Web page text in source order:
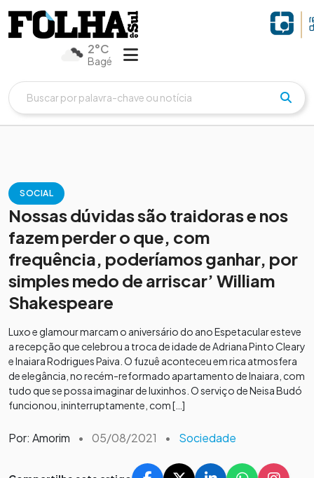
2°C
Bagé
SOCIAL
Nossas dúvidas são traidoras e nos
fazem perder o que, com
frequência, poderíamos ganhar, por
simples medo de arriscar’ William
Shakespeare
Luxo e glamour marcam o aniversário do ano Espetacular esteve
a recepção que celebrou a troca de idade de Adriana Pinto Cleary
e Inaiara Rodrigues Paiva. O fuzuê aconteceu em rica atmosfera
de elegância, no recém-reformado apartamento de Inaiara, com
tudo que se possa imaginar de luxinhos. O serviço de Neisa Budó
funcionou, ininterruptamente, com […]
Por: Amorim • 05/08/2021 • Sociedade